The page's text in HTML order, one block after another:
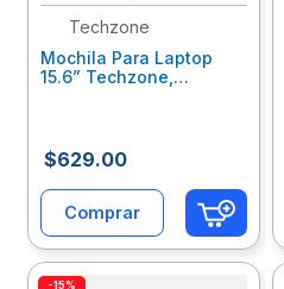
Techzone
Mochila Para Laptop
15.6” Techzone,
$629.00
Comprar
-15%